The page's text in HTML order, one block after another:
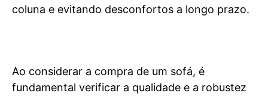
coluna e evitando desconfortos a longo prazo.
Ao considerar a compra de um sofá, é
fundamental verificar a qualidade e a robustez